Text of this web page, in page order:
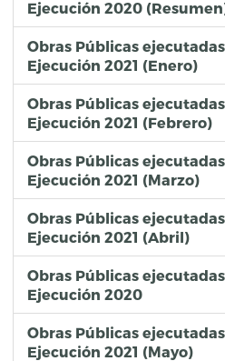
Ejecución 2020
Obras Públicas
Ejecución 2021 (Enero)
Obras Públicas
Ejecución 2021 (Febrero)
Obras Públicas
Ejecución 2021 (Marzo)
Obras Públicas
Ejecución 2021 (Abril)
Obras Públicas
Ejecución 2020
Obras Públicas
Ejecución 2021 (Mayo)